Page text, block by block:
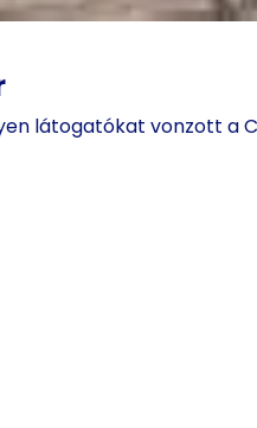
látogatókat vonzott a